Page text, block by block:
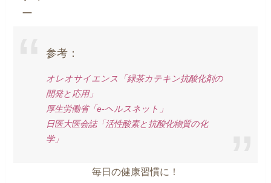
ー
参考：
オレオサイエンス「緑茶カテキン抗酸化剤の
開発と応用」
厚生労働省「e-ヘルスネット」
日医大医会誌「活性酸素と抗酸化物質の化
学」
毎日の健康習慣に！